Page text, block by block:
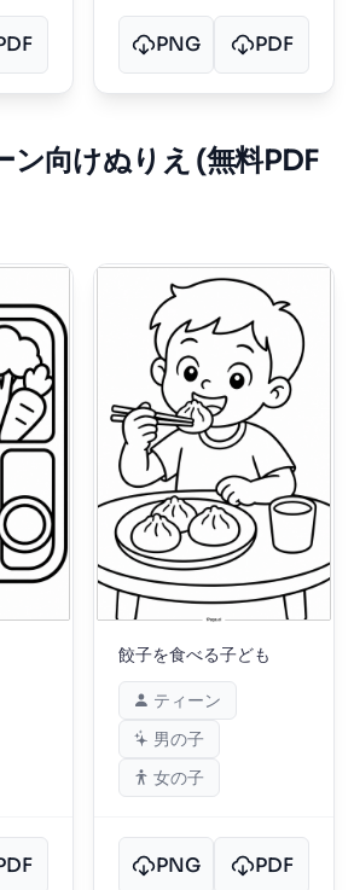
PNG PDF
ン向けぬりえ (無料PDF
餃子を食べる子ども
ティーン
男の子
女の子
PNG PDF